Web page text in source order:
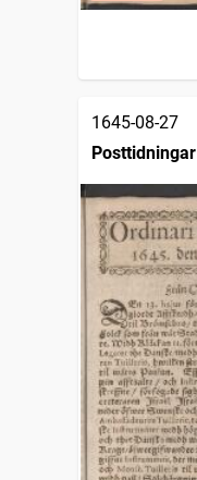
1645-08-27
Posttidningar